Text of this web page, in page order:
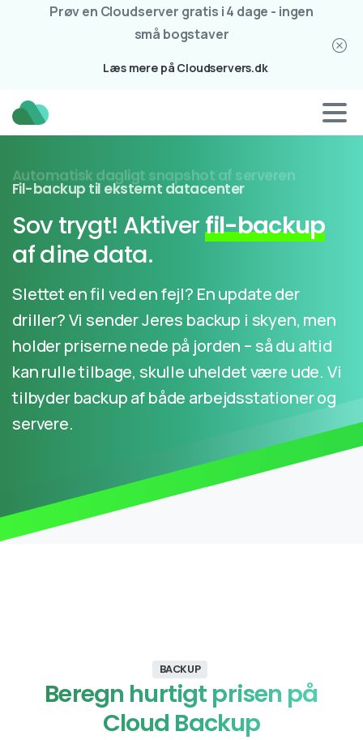
Prøv en Cloudserver gratis i 4 dage - ingen
små bogstaver
Læs mere på Cloudservers.dk
Fil-backup til eksternt datacenter
Sov trygt! Aktiverfil-backup
af dine data.
Slettet en fil ved en fejl? En update der
driller? Vi sender Jeres backup i skyen, men
holder priserne nede på jorden – så du altid
kan rulle tilbage, skulle uheldet være ude. Vi
tilbyder backup af både arbejdsstationer og
servere.
BACKUP
Beregn hurtigt prisen på
Cloud Backup